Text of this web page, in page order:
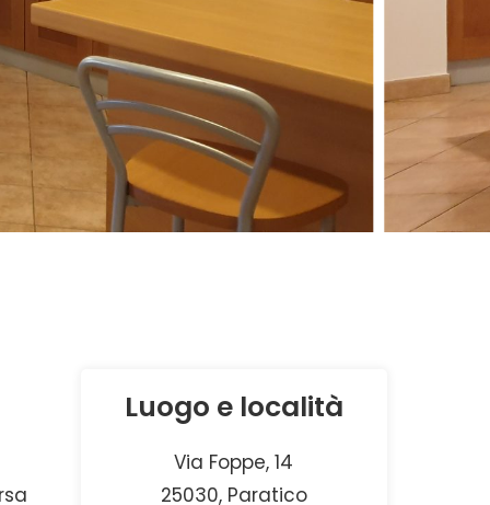
Luogo e località
Via Foppe, 14
25030, Paratico